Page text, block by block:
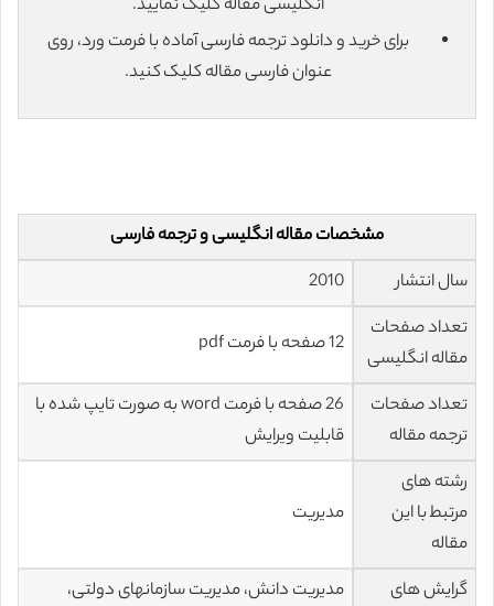
انگلیسی مقاله کلیک نمایید.
برای خرید و دانلود ترجمه فارسی آماده با فرمت ورد، روی
عنوان فارسی مقاله کلیک کنید.
مشخصات مقاله انگلیسی و ترجمه فارسی
سال انتشار
2010
تعداد صفحات
مقاله انگلیسی
12 صفحه با فرمت pdf
تعداد صفحات
ترجمه مقاله
26 صفحه با فرمت word به صورت تایپ شده با
قابلیت ویرایش
رشته های
مرتبط با این
مقاله
مدیریت
گرایش های
مدیریت دانش، مدیریت سازمانهای دولتی،